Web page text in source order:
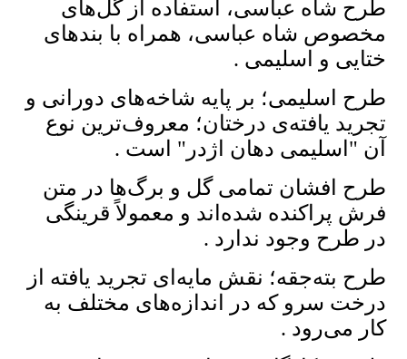
طرح شاه عباسی، استفاده از گل‌های
مخصوص شاه عباسی، همراه با بندهای
ختایی و اسلیمی .
طرح اسلیمی؛ بر پایه شاخه‌های دورانی و
تجرید یافته‌ی درختان؛ معروف‌ترین نوع
آن "اسلیمی دهان اژدر" است .
طرح افشان تمامی گل و برگ‌ها در متن
فرش پراکنده شده‌اند و معمولاً قرینگی
در طرح وجود ندارد .
طرح بته‌جقه؛ نقش مایه‌ای تجرید یافته از
درخت سرو که در اندازه‌های مختلف به
کار می‌رود .